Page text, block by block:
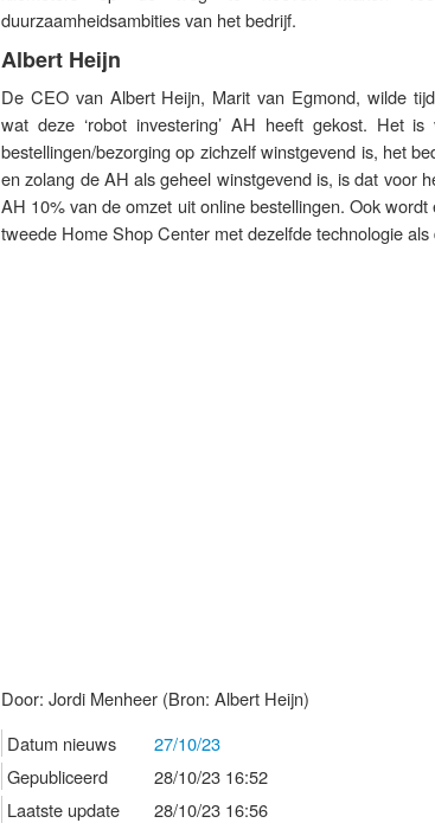
duurzaamheidsambities van het bedrijf.
Albert Heijn
De CEO van Albert Heijn, Marit van Egmond, wilde
wat deze ‘robot investering’ AH heeft gekost. Het
bestellingen/bezorging op zichzelf winstgevend is, het
en zolang de AH als geheel winstgevend is, is dat voor
AH 10% van de omzet uit online bestellingen. Ook
tweede Home Shop Center met dezelfde technologie
Door: Jordi Menheer (Bron: Albert Heijn)
Datum nieuws
27/10/23
Gepubliceerd
28/10/23 16:52
Laatste update
28/10/23 16:56